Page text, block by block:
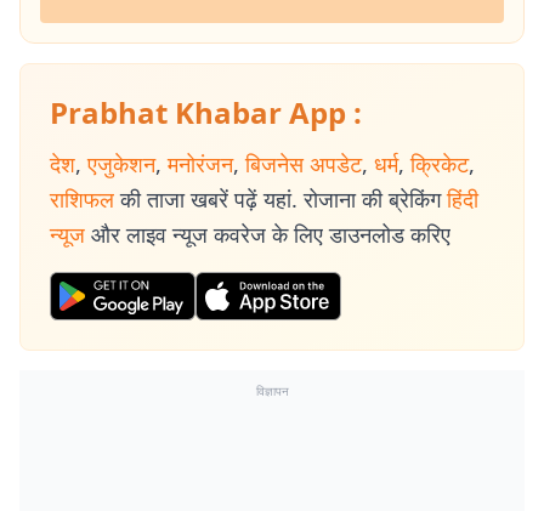
Prabhat Khabar App :
देश, एजुकेशन, मनोरंजन, बिजनेस अपडेट, धर्म, क्रिकेट,
राशिफल की ताजा खबरें पढ़ें यहां. रोजाना की ब्रेकिंग हिंदी
न्यूज और लाइव न्यूज कवरेज के लिए डाउनलोड करिए
विज्ञापन